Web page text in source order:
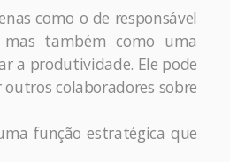
como o de responsável
também como uma
a produtividade. Ele pode
colaboradores sobre
função estratégica que